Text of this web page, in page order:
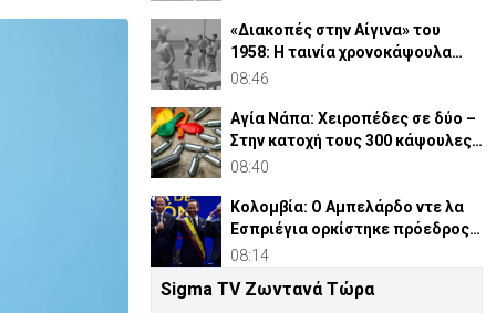
«Διακοπές στην Αίγινα» του
1958: Η ταινία χρονοκάψουλα
μιας Ελλάδας που χάθηκε
08:46
Αγία Νάπα: Χειροπέδες σε δύο –
Στην κατοχή τους 300 κάψουλες
«laughing gas»
08:40
Κολομβία: Ο Αμπελάρδο ντε λα
Εσπριέγια ορκίστηκε πρόεδρος
της χώρας
08:14
Τηλλυρία: 62 χρόνια από τους
Sigma TV Ζωντανά Τώρα